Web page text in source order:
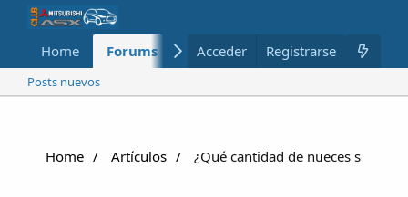
Home Forums Nuevo Miembros
Acceder Registrarse
Posts nuevos
Home Artículos ¿Qué cantidad de nueces se